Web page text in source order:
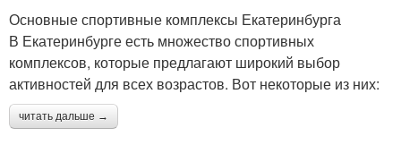
Основные спортивные комплексы Екатеринбурга
В Екатеринбурге есть множество спортивных
комплексов, которые предлагают широкий выбор
активностей для всех возрастов. Вот некоторые из них:
читать дальше →